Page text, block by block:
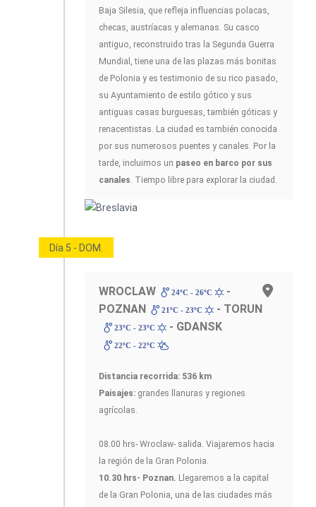
Baja Silesia, que refleja influencias polacas,
checas, austríacas y alemanas. Su casco
antiguo, reconstruido tras la Segunda Guerra
Mundial, tiene una de las plazas más bonitas
de Polonia y es testimonio de su rico pasado,
su Ayuntamiento de estilo gótico y sus
antiguas casas burguesas, también góticas y
renacentistas. La ciudad es también conocida
por sus numerosos puentes y canales. Por la
tarde, incluimos un paseo en barco por sus
canales. Tiempo libre para explorar la ciudad.
Día 5 - DOM.
WROCLAW 24ºC - 26ºC
-
POZNAN
21ºC - 23ºC - TORUN
23ºC - 23ºC - GDANSK
22ºC - 22ºC
Distancia recorrida: 536 km
Paisajes: grandes llanuras y regiones
agrícolas.
08.00 hrs- Wroclaw- salida. Viajaremos hacia
la región de la Gran Polonia.
10.30 hrs- Poznan. Llegaremos a la capital
de la Gran Polonia, una de las ciudades más